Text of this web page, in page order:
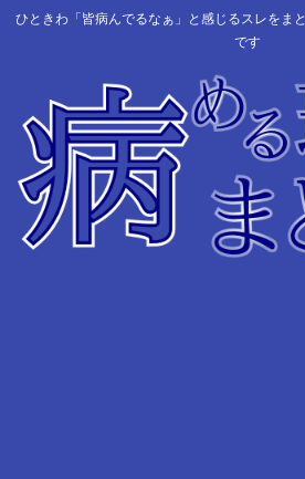
ひときわ「皆病んでるなぁ」と感じるスレをま
です